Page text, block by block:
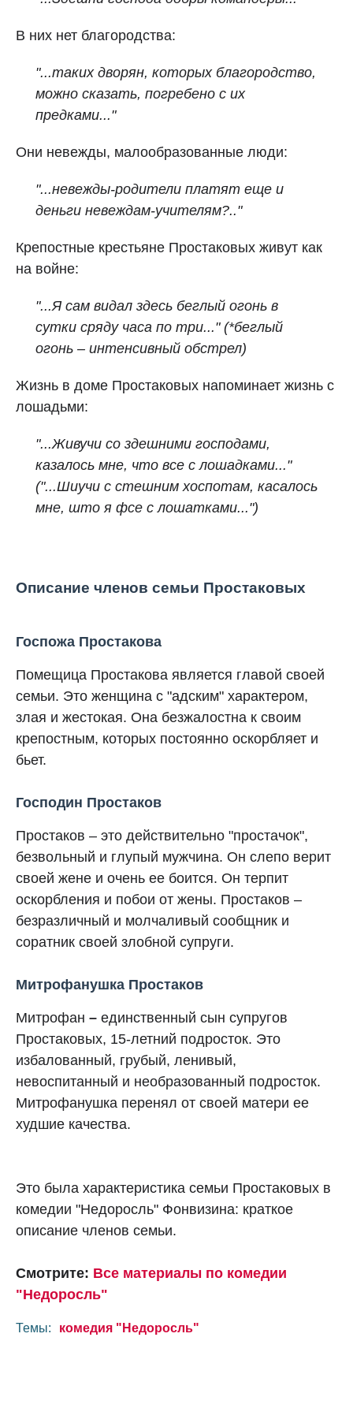
В них нет благородства:
"...таких дворян, которых благородство,
можно сказать, погребено с их
предками..."
Они невежды, малообразованные люди:
"...невежды-родители платят еще и
деньги невеждам-учителям?.."
Крепостные крестьяне Простаковых живут как
на войне:
"...Я сам видал здесь беглый огонь в
сутки сряду часа по три..." (*беглый
огонь – интенсивный обстрел)
Жизнь в доме Простаковых напоминает жизнь с
лошадьми:
"...Живучи со здешними господами,
казалось мне, что все с лошадками..."
("...Шиучи с стешним хоспотам, касалось
мне, што я фсе с лошатками...")
Описание членов семьи Простаковых
Госпожа Простакова
Помещица Простакова является главой своей
семьи. Это женщина с "адским" характером,
злая и жестокая. Она безжалостна к своим
крепостным, которых постоянно оскорбляет и
бьет.
Господин Простаков
Простаков – это действительно "простачок",
безвольный и глупый мужчина. Он слепо верит
своей жене и очень ее боится. Он терпит
оскорбления и побои от жены. Простаков –
безразличный и молчаливый сообщник и
соратник своей злобной супруги.
Митрофанушка Простаков
Митрофан – единственный сын супругов
Простаковых, 15-летний подросток. Это
избалованный, грубый, ленивый,
невоспитанный и необразованный подросток.
Митрофанушка перенял от своей матери ее
худшие качества.
Это была характеристика семьи Простаковых в
комедии "Недоросль" Фонвизина: краткое
описание членов семьи.
Смотрите: Все материалы по комедии
"Недоросль"
Темы: комедия "Недоросль"